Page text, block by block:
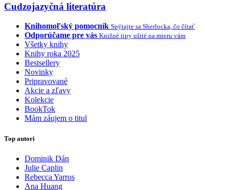
Cudzojazyčná literatúra
Knihomoľský pomocník Spýtajte sa Sherlocka, čo čítať
Odporúčame pre vás Knižné tipy ušité na mieru vám
Všetky knihy
Knihy roka 2025
Bestsellery
Novinky
Pripravované
Akcie a zľavy
Kolekcie
BookTok
Mám záujem o titul
Top autori
Dominik Dán
Julie Caplin
Rebecca Yarros
Ana Huang